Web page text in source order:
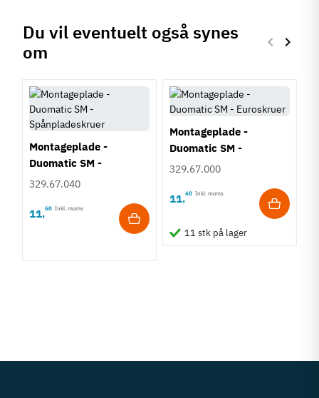
Du vil eventuelt også synes
om
Forrige
keyboard_arrow_left Næste
keyboard_arrow_right
Montageplade -
Duomatic SM -
Spånpladeskruer
329.67.040
11,60 Inkl. moms
Montageplade -
Duomatic SM -
Euroskruer
329.67.000
11,60 Inkl. moms
11 stk på lager